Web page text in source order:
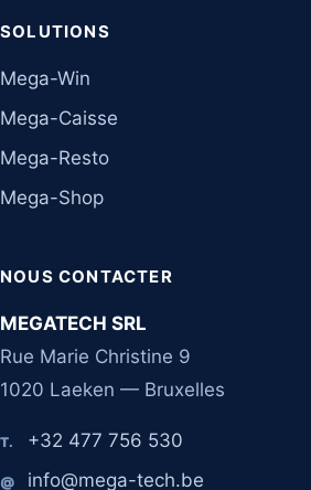
SOLUTIONS
Mega-Win
Mega-Caisse
Mega-Resto
Mega-Shop
NOUS CONTACTER
MEGATECH SRL
Rue Marie Christine 9
1020 Laeken — Bruxelles
T. +32 477 756 530
@ info@mega-tech.be